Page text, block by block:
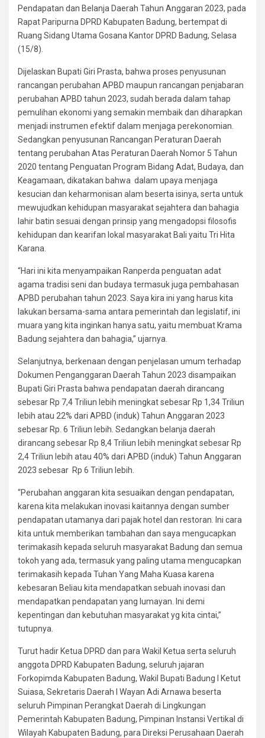
Pendapatan dan Belanja Daerah Tahun Anggaran 2023, pada
Rapat Paripurna DPRD Kabupaten Badung, bertempat di
Ruang Sidang Utama Gosana Kantor DPRD Badung, Selasa
(15/8).
Dijelaskan Bupati Giri Prasta, bahwa proses penyusunan
rancangan perubahan APBD maupun rancangan penjabaran
perubahan APBD tahun 2023, sudah berada dalam tahap
pemulihan ekonomi yang semakin membaik dan diharapkan
menjadi instrumen efektif dalam menjaga perekonomian.
Sedangkan penyusunan Rancangan Peraturan Daerah
tentang perubahan Atas Peraturan Daerah Nomor 5 Tahun
2020 tentang Penguatan Program Bidang Adat, Budaya, dan
Keagamaan, dikatakan bahwa dalam upaya menjaga
kesucian dan keharmonisan alam beserta isinya, serta untuk
mewujudkan kehidupan masyarakat sejahtera dan bahagia
lahir batin sesuai dengan prinsip yang mengadopsi filosofis
kehidupan dan kearifan lokal masyarakat Bali yaitu Tri Hita
Karana.
“Hari ini kita menyampaikan Ranperda penguatan adat
agama tradisi seni dan budaya termasuk juga pembahasan
APBD perubahan tahun 2023. Saya kira ini yang harus kita
lakukan bersama-sama antara pemerintah dan legislatif, ini
muara yang kita inginkan hanya satu, yaitu membuat Krama
Badung sejahtera dan bahagia,” ujarnya.
Selanjutnya, berkenaan dengan penjelasan umum terhadap
Dokumen Penganggaran Daerah Tahun 2023 disampaikan
Bupati Giri Prasta bahwa pendapatan daerah dirancang
sebesar Rp 7,4 Triliun lebih meningkat sebesar Rp 1,34 Triliun
lebih atau 22% dari APBD (induk) Tahun Anggaran 2023
sebesar Rp. 6 Triliun lebih. Sedangkan belanja daerah
dirancang sebesar Rp 8,4 Triliun lebih meningkat sebesar Rp
2,4 Triliun lebih atau 40% dari APBD (induk) Tahun Anggaran
2023 sebesar Rp 6 Triliun lebih.
“Perubahan anggaran kita sesuaikan dengan pendapatan,
karena kita melakukan inovasi kaitannya dengan sumber
pendapatan utamanya dari pajak hotel dan restoran. Ini cara
kita untuk memberikan tambahan dan saya mengucapkan
terimakasih kepada seluruh masyarakat Badung dan semua
tokoh yang ada, termasuk yang paling utama mengucapkan
terimakasih kepada Tuhan Yang Maha Kuasa karena
kebesaran Beliau kita mendapatkan sebuah inovasi dan
mendapatkan pendapatan yang lumayan. Ini demi
kepentingan dan kebutuhan masyarakat yg kita cintai,”
tutupnya.
Turut hadir Ketua DPRD dan para Wakil Ketua serta seluruh
anggota DPRD Kabupaten Badung, seluruh jajaran
Forkopimda Kabupaten Badung, Wakil Bupati Badung I Ketut
Suiasa, Sekretaris Daerah I Wayan Adi Arnawa beserta
seluruh Pimpinan Perangkat Daerah di Lingkungan
Pemerintah Kabupaten Badung, Pimpinan Instansi Vertikal di
Wilayah Kabupaten Badung, para Direksi Perusahaan Daerah